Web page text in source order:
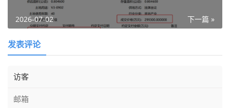
下一篇 »
2026-07-02
发表评论